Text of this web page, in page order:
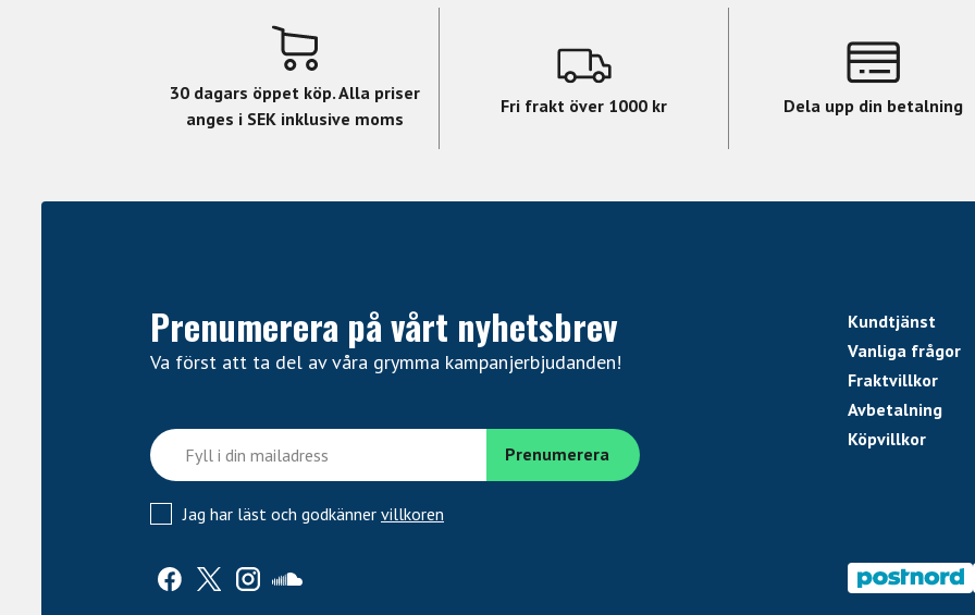
30 dagars öppet köp. Alla priser
anges i SEK inklusive moms
Fri frakt över 1000 kr Dela upp din betalning
Prenumerera på vårt nyhetsbrev
Va först att ta del av våra grymma kampanjerbjudanden!
Jag har läst och godkänner villkoren
Kundtjänst
Vanliga frågor
Fraktvillkor
Avbetalning
Köpvillkor